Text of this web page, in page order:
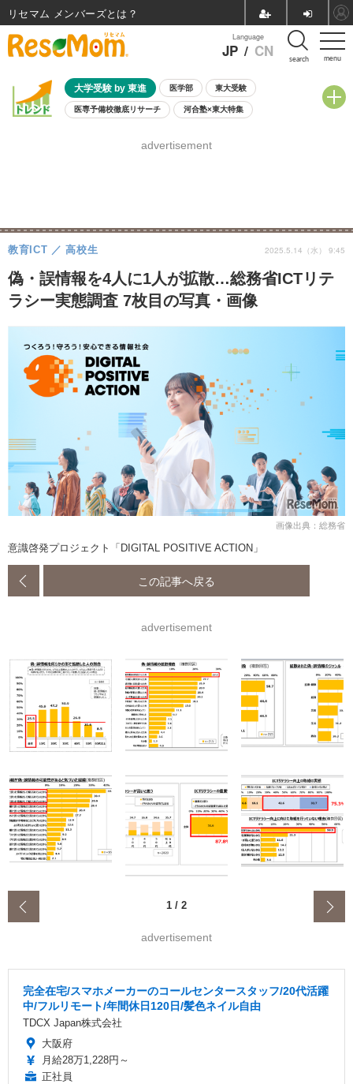
menu
Language
JP / CN search
大学受験 by 東進 医学部 東大受験
医専予備校徹底リサーチ 河合塾×東大特集
8月開催学校説明会・相談会
advertisement
偽・誤情報を4人に1人が拡散…総務省ICTリテ
ラシー実態調査 7枚目の写真・画像
教育ICT 高校生 2025.5.14（水） 9:45
画像出典：総務省
意識啓発プロジェクト「DIGITAL POSITIVE ACTION」
この記事へ戻る
advertisement
1 / 2
advertisement
完全在宅/スマホメーカーのコールセンタースタッフ/20代活躍
中/フルリモート/年間休日120日/髪色ネイル自由
TDCX Japan株式会社
大阪府
月給28万1,228円～
正社員
リセマム メンバーズ